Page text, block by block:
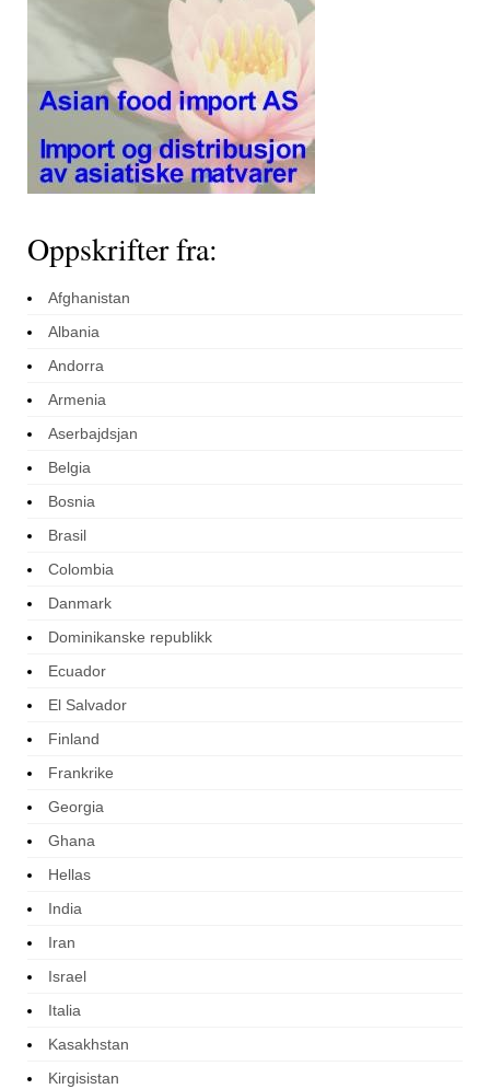
Oppskrifter fra:
Afghanistan
Albania
Andorra
Armenia
Aserbajdsjan
Belgia
Bosnia
Brasil
Colombia
Danmark
Dominikanske republikk
Ecuador
El Salvador
Finland
Frankrike
Georgia
Ghana
Hellas
India
Iran
Israel
Italia
Kasakhstan
Kirgisistan